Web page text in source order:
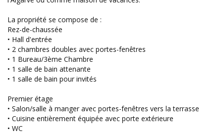
La propriété se compose de :
Rez-de-chaussée
• Hall d'entrée
• 2 chambres doubles avec portes-fenêtres
• 1 Bureau/3ème Chambre
• 1 salle de bain attenante
• 1 salle de bain pour invités
Premier étage
• Salon/salle à manger avec portes-fenêtres vers la terrasse
• Cuisine entièrement équipée avec porte extérieure
• WC